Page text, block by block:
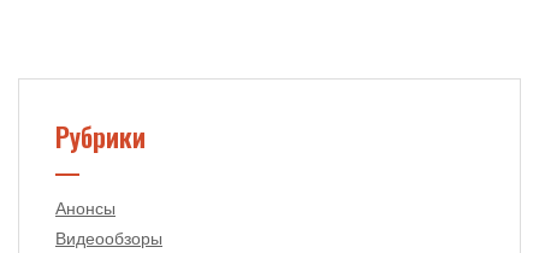
Рубрики
Анонсы
Видеообзоры